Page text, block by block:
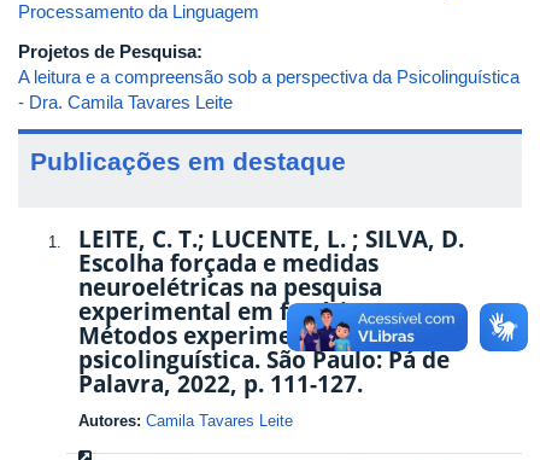
Processamento da Linguagem
Projetos de Pesquisa:
A leitura e a compreensão sob a perspectiva da Psicolinguística
- Dra. Camila Tavares Leite
Publicações em destaque
LEITE, C. T.; LUCENTE, L. ; SILVA, D.
Escolha forçada e medidas
neuroelétricas na pesquisa
experimental em fonética. In:
Métodos experimentais em
psicolinguística. São Paulo: Pá de
Palavra, 2022, p. 111-127.
Autores: Camila Tavares Leite